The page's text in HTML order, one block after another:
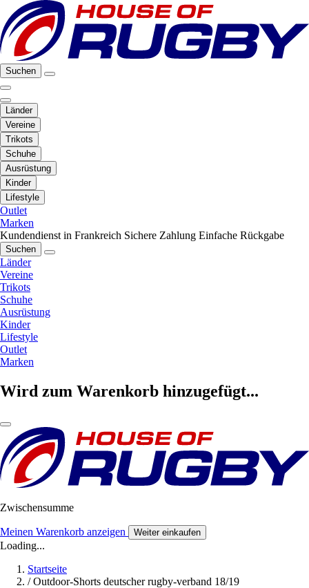
Suchen
Länder
Vereine
Trikots
Schuhe
Ausrüstung
Kinder
Lifestyle
Outlet
Marken
Kundendienst in Frankreich Sichere Zahlung Einfache Rückgabe
Suchen
Länder
Vereine
Trikots
Schuhe
Ausrüstung
Kinder
Lifestyle
Outlet
Marken
Wird zum Warenkorb hinzugefügt...
Zwischensumme
Meinen Warenkorb anzeigen Weiter einkaufen
Loading...
Startseite
/ Outdoor-Shorts deutscher rugby-verband 18/19